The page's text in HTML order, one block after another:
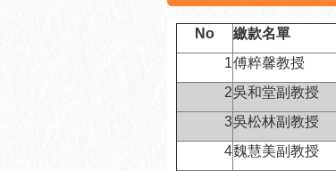
No 繳款名單
1傅粹馨教授
2吳和堂副教授
3吳松林副教授
4魏慧美副教授